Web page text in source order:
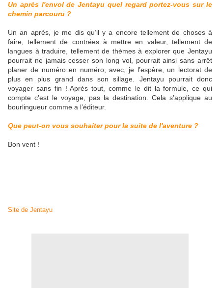
Un après l'envol de Jentayu quel regard portez-vous sur le
chemin parcouru ?
Un an après, je me dis qu’il y a encore tellement de choses à
faire, tellement de contrées à mettre en valeur, tellement de
langues à traduire, tellement de thèmes à explorer que Jentayu
pourrait ne jamais cesser son long vol, pourrait ainsi sans arrêt
planer de numéro en numéro, avec, je l’espère, un lectorat de
plus en plus grand dans son sillage. Jentayu pourrait donc
voyager sans fin ! Après tout, comme le dit la formule, ce qui
compte c’est le voyage, pas la destination. Cela s’applique au
bourlingueur comme a l’éditeur.
Que peut-on vous souhaiter pour la suite de l'aventure ?
Bon vent !
Site de Jentayu